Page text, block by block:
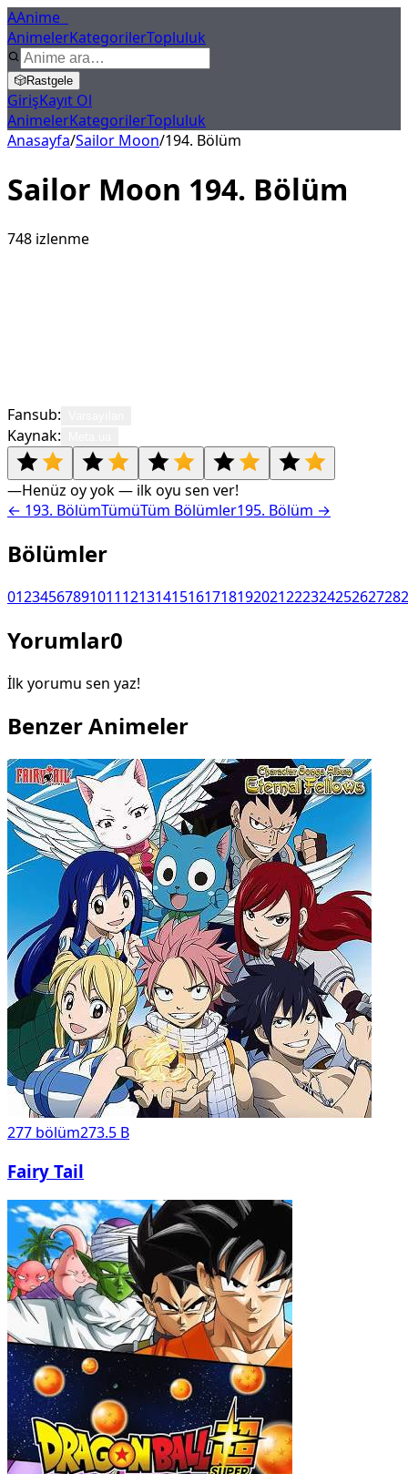
AAnime
AnimelerKategorilerTopluluk
🎲Rastgele
GirişKayıt Ol
AnimelerKategorilerTopluluk
Anasayfa/Sailor Moon/194. Bölüm
Sailor Moon 194. Bölüm
748 izlenme
Fansub:
Kaynak:
—Henüz oy yok — ilk oyu sen ver!
← 193. BölümTümüTüm Bölümler195. Bölüm →
Bölümler
012345678910111213141516171819202122232425262728
Yorumlar0
İlk yorumu sen yaz!
Benzer Animeler
277 bölüm273.5 B
Fairy Tail